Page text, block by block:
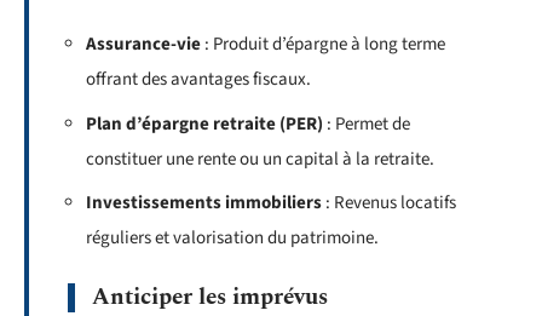
Assurance-vie: Produit d’épargne à long terme
offrant des avantages fiscaux.
Plan d’épargne retraite (PER) : Permet de
constituer une rente ou un capital à la retraite.
Investissements immobiliers: Revenus locatifs
réguliers et valorisation du patrimoine.
Anticiper les imprévus